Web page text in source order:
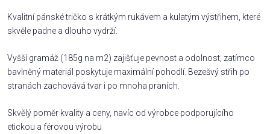
Kvalitní pánské tričko s krátkým rukávem a kulatým výstřihem, které
skvěle padne a dlouho vydrží.
Vyšší gramáž (185g na m2) zajišťuje pevnost a odolnost, zatímco
bavlněný materiál poskytuje maximální pohodlí. Bezešvý střih po
stranách zachovává tvar i po mnoha praních.
Skvělý poměr kvality a ceny, navíc od výrobce podporujícího
etickou a férovou výrobu